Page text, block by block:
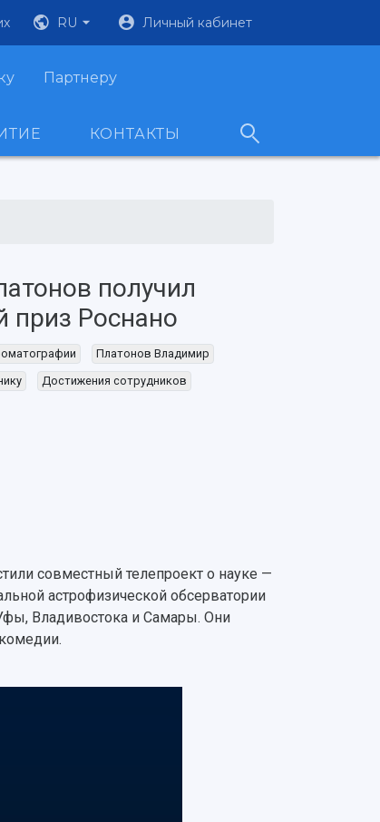
RU Личный кабинет
Партнеру
КОНТАКТЫ
получил
приз Роснано
Платонов Владимир
Достижения сотрудников
совместный телепроект о науке —
астрофизической обсерватории
Владивостока и Самары. Они